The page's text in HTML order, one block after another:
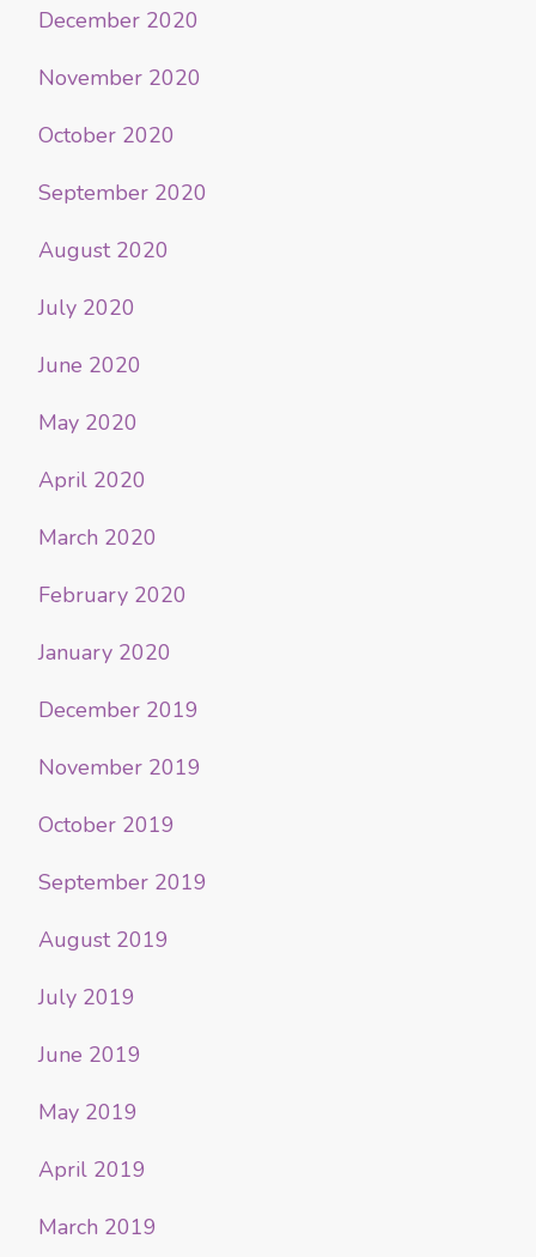
December 2020
November 2020
October 2020
September 2020
August 2020
July 2020
June 2020
May 2020
April 2020
March 2020
February 2020
January 2020
December 2019
November 2019
October 2019
September 2019
August 2019
July 2019
June 2019
May 2019
April 2019
March 2019